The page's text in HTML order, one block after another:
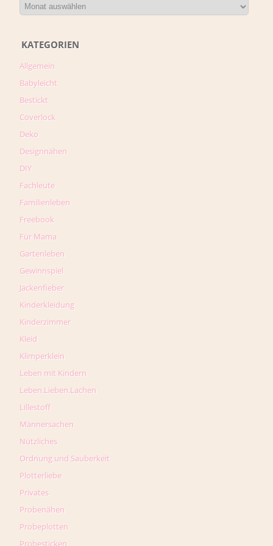
KATEGORIEN
Allgemein
Babyleicht
Bestickt
Coverlock
Deko
Designnähen
DIY
Fachleute
Familienleben
Freebook
Für Mama
Gartenleben
Gewinnspiel
Jackenfieber
Kinderkleidung
Kinderzimmer
Kleid
Klimperklein
Leben mit Kindern
Leben.Lieben.Lachen
Lillestoff
Männersachen
Nützliches
Ordnung und Sauberkeit
Plotterliebe
Privates
Probenähen
Probeplotten
Probesticken